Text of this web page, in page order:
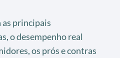
as principais
o desempenho real
os prós e contras